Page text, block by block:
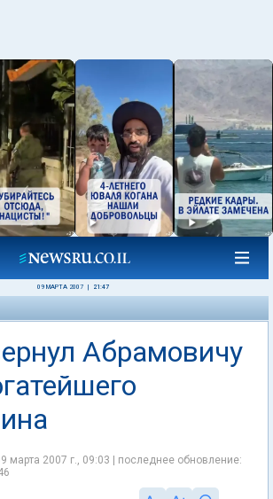
09 МАРТА 2007 21:47
Абрамовичу
марта 2007 г., 09:03 | последнее обновление: